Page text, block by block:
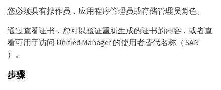
您必须具有操作员，应用程序管理员或存储管理员角色。
通过查看证书，您可以验证重新生成的证书的内容，或者查
看可用于访问 Unified Manager 的使用者替代名称（ SAN
）。
步骤